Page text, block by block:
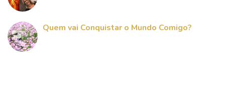
Quem vai Conquistar o Mundo Comigo?